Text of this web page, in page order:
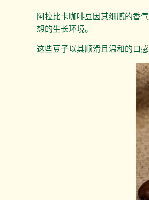
阿拉比卡咖啡豆因其细腻的香
想的生长环境。
这些豆子以其顺滑且温和的口